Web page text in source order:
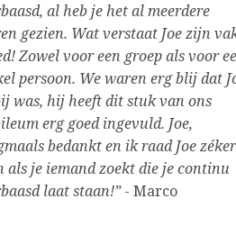
al heb je het al meerdere
gezien. Wat verstaat Joe zijn
Zowel voor een groep als voor
persoon. We waren erg blij dat
was, hij heeft dit stuk van ons
erg goed ingevuld. Joe,
bedankt en ik raad Joe zéker
als je iemand zoekt die je continu
laat staan!”- Marco